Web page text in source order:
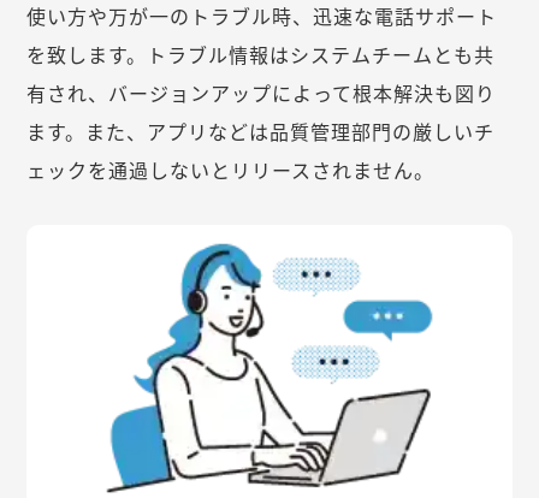
使い方や万が一のトラブル時、迅速な電話サポート
を致します。トラブル情報はシステムチームとも共
有され、バージョンアップによって根本解決も図り
ます。また、アプリなどは品質管理部門の厳しいチ
ェックを通過しないとリリースされません。